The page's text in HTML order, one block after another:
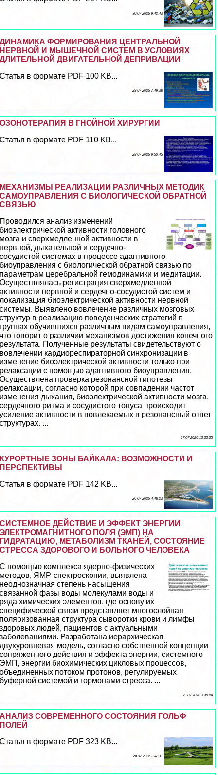
30 07 2026 9:42:43
ДИНАМИКА ФОРМИРОВАНИЯ ЦЕНТРАЛЬНОЙ
НЕРВНОЙ И МЫШЕЧНОЙ СИСТЕМ В УСЛОВИЯХ
ДЛИТЕЛЬНОЙ ДВИГАТЕЛЬНОЙ ДЕПРИВАЦИИ
Статья в формате PDF 100 KB...
29 07 2026 7:49:38
ОЗОНОТЕРАПИЯ В ГНОЙНОЙ ХИРУРГИИ
Статья в формате PDF 110 KB...
28 07 2026 9:50:45
МЕХАНИЗМЫ РЕАЛИЗАЦИИ РАЗЛИЧНЫХ МЕТОДИК
САМОУПРАВЛЕНИЯ С БИОЛОГИЧЕСКОЙ ОБРАТНОЙ
СВЯЗЬЮ
Проводился анализ изменений
биоэлектрической активности головного
мозга и сверхмедленной активности в
нервной, дыхательной и сердечно-
сосудистой системах в процессе адаптивного
биоуправления с биологической обратной связью по
параметрам церебральной гемодинамики и медитации.
Осуществлялась регистрация сверхмедленной
активности нервной и сердечно-сосудистой систем и
локализация биоэлектрической активности нервной
системы. Выявлено вовлечение различных мозговых
структур в реализацию поведенческих стратегий в
группах обучившихся различным видам самоуправления,
что говорит о различии механизмов достижения конечного
результата. Полученные результаты свидетельствуют о
вовлечении кардиореспираторной синхронизации в
изменение биоэлектрической активности только при
релаксации с помощью адаптивного биоуправления.
Осуществлена проверка резонансной гипотезы
релаксации, согласно которой при совпадении частот
изменения дыхания, биоэлектрической активности мозга,
сердечного ритма и сосудистого тонуса происходит
усиление активности в вовлекаемых в резонансный ответ
структурах. ...
27 07 2026 13:33:35
КУРОРТНЫЕ ЗОНЫ БАЙКАЛА: ВОЗМОЖНОСТИ И
ПЕРСПЕКТИВЫ
Статья в формате PDF 142 KB...
26 07 2026 4:48:23
СИСТЕМНОЕ ДЕЙСТВИЕ И ЭФФЕКТ ЭНЕРГИИ
ЭЛЕКТРОМАГНИТНОГО ПОЛЯ (ЭМП) НА
ГИДРАТАЦИЮ, МЕТАБОЛИЗМ ТКАНЕЙ, СОСТОЯНИЕ
СТРЕССА ЗДОРОВОГО И БОЛЬНОГО ЧЕЛОВЕКА
С помощью комплекса ядерно-физических
методов, ЯМР-спектроскопии, выявлена
неоднозначная степень насыщения
связанной фазы воды молекулами воды и
ряда химических элементов, где основу их
специфической связи представляет многослойная
поляризованная структура сыворотки крови и лимфы
здоровых людей, пациентов с актуальными
заболеваниями. Разработана иерархическая
двухуровневая модель, согласно собственной концепции
сопряженного действия и эффекта энергии, системного
ЭМП, энергии биохимических цикловых процессов,
объединенных потоком протонов, регулируемых
буферной системой и гормонами стресса. ...
25 07 2026 3:40:29
АНАЛИЗ СОВРЕМЕННОГО СОСТОЯНИЯ ГОЛЬФ
ПОЛЕЙ
Статья в формате PDF 323 KB...
24 07 2026 2:48:11